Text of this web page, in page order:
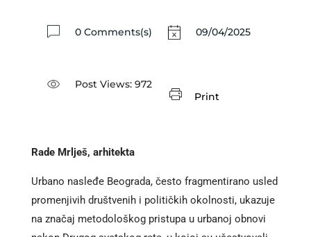
0 Comments(s) 09/04/2025
Post Views: 972
Print
Rade Mrlješ, arhitekta
Urbano nasleđe Beograda, često fragmentirano usled
promenjivih društvenih i političkih okolnosti, ukazuje
na značaj metodološkog pristupa u urbanoj obnovi